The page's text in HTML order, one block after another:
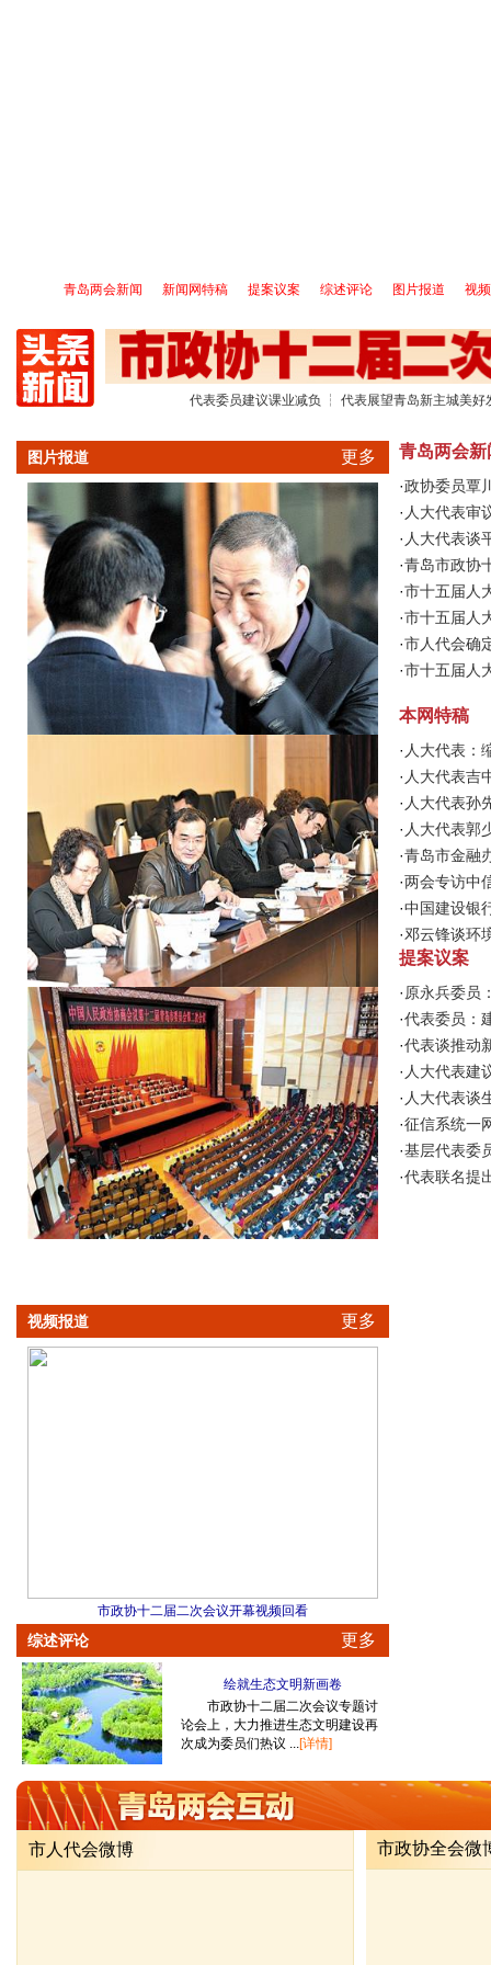
青岛两会新闻 新闻网特稿 提案议案 综述评论 图片报道 视
代表委员建议课业减负 ┆ 代表展望青岛新主城美好
图片报道 更多
视频报道 更多
市政协十二届二次会议开幕视频回看
综述评论 更多
绘就生态文明新画卷
市政协十二届二次会议专题讨
论会上，大力推进生态文明建设再
次成为委员们热议 ...[详情]
青岛两会新
·政协委员覃
· 人大代表审
· 人大代表谈
·青岛市政协
·市十五届人
·市十五届人
·市人代会确
·市十五届人
本网特稿
· 人大代表：
· 人大代表吉
· 人大代表孙
· 人大代表郭
·青岛市金融
·两会专访中
·中国建设银
·邓云锋谈环
提案议案
· 原永兵委员
·代表委员：
·代表谈推动
· 人大代表建
· 人大代表谈
·征信系统一
·基层代表委
·代表联名提
市人代会微博 市政协全会微